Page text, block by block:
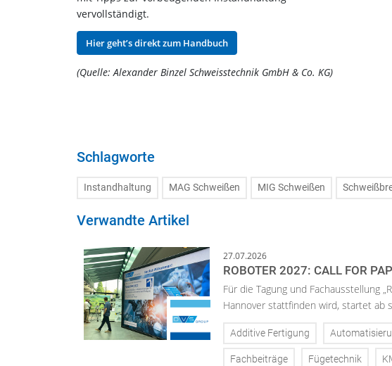
vervollständigt.
Hier geht’s direkt zum Handbuch
(Quelle: Alexander Binzel Schweisstechnik GmbH & Co. KG)
Schlagworte
Instandhaltung MAG Schweißen MIG Schweißen
Verwandte Artikel
27.07.2026
ROBOTER 2027: CALL FOR
Für die Tagung und Fachausstellung
Hannover stattfinden wird, startet ab
Additive Fertigung
Fachbeiträge Fügetechnik